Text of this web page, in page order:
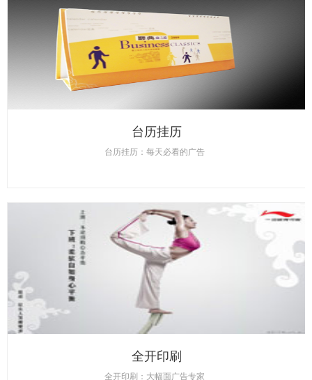
台历挂历
台历挂历：每天必看的广告
全开印刷
全开印刷：大幅面广告专家